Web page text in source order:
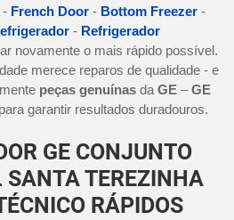
- French Door - Bottom Freezer -
- Refrigerador
novamente o mais rápido possível.
merece reparos de qualidade - e
peças genuínas da GE –GE
para garantir resultados duradouros.
GE CONJUNTO
SANTA TEREZINHA
RÁPIDOS